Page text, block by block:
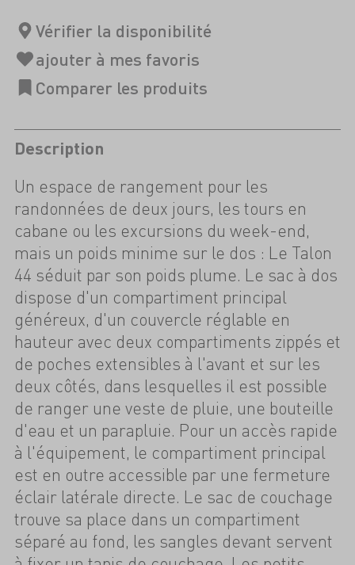
Description
Un espace de rangement pour les
randonnées de deux jours, les tours en
cabane ou les excursions du week-end,
mais un poids minime sur le dos : Le Talon
44 séduit par son poids plume. Le sac à dos
dispose d'un compartiment principal
généreux, d'un couvercle réglable en
hauteur avec deux compartiments zippés et
de poches extensibles à l'avant et sur les
deux côtés, dans lesquelles il est possible
de ranger une veste de pluie, une bouteille
d'eau et un parapluie. Pour un accès rapide
à l'équipement, le compartiment principal
est en outre accessible par une fermeture
éclair latérale directe. Le sac de couchage
trouve sa place dans un compartiment
séparé au fond, les sangles devant servent